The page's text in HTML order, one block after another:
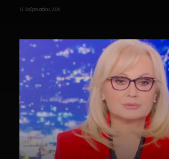
13 Φεβρουαρίου, 2026